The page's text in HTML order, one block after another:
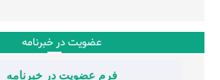
عضویت در خبرنامه
فرم عضویت در خبرنامه